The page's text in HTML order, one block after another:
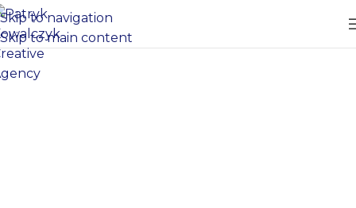
Skip to navigation
Skip to main content